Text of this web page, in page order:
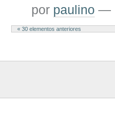
por paulino —
« 30 elementos anteriores